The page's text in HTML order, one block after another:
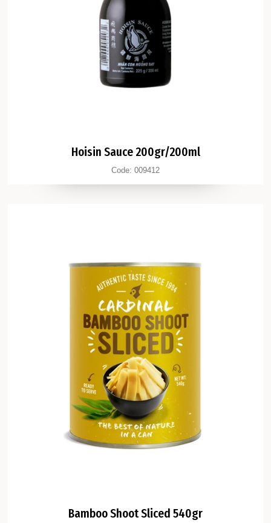
Hoisin Sauce 200gr/200ml
Code: 009412
Bamboo Shoot Sliced 540gr